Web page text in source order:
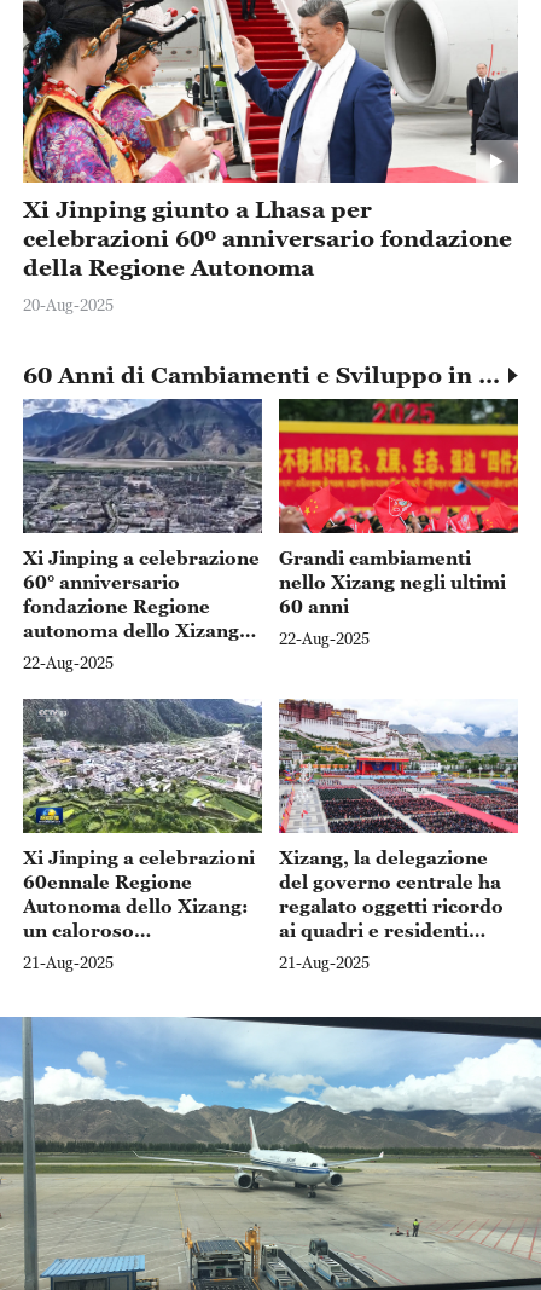
Xi Jinping giunto a Lhasa per
celebrazioni 60º anniversario fondazione
della Regione Autonoma
20-Aug-2025
60 Anni di Cambiamenti e Sviluppo in Xizang
Xi Jinping a celebrazione
60° anniversario
fondazione Regione
autonoma dello Xizang,
incoraggiamenti a quadri
e cittadini
22-Aug-2025
Grandi cambiamenti
nello Xizang negli ultimi
60 anni
22-Aug-2025
Xi Jinping a celebrazioni
60ennale Regione
Autonoma dello Xizang:
un caloroso
incoraggiamento a tutti i
gruppi etnici
21-Aug-2025
Xizang, la delegazione
del governo centrale ha
regalato oggetti ricordo
ai quadri e residenti
delle diverse etnie
21-Aug-2025